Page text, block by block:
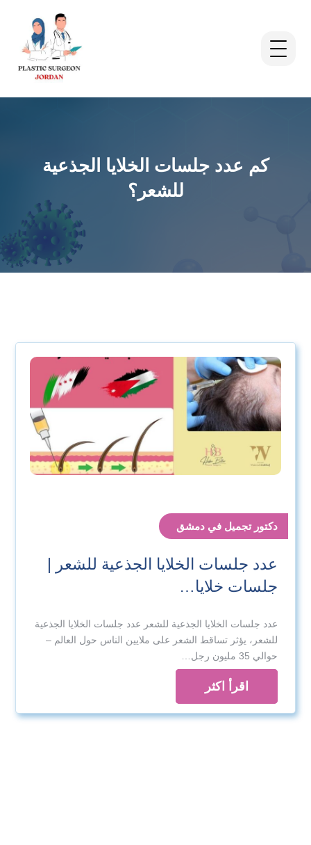
كم عدد جلسات الخلايا الجذعية
للشعر؟
دكتور تجميل في دمشق
عدد جلسات الخلايا الجذعية للشعر |
جلسات خلايا…
عدد جلسات الخلايا الجذعية للشعر عدد جلسات الخلايا الجذعية
للشعر، يؤثر تساقط الشعر على ملايين الناس حول العالم –
حوالي 35 مليون رجل…
اقرأ اكثر